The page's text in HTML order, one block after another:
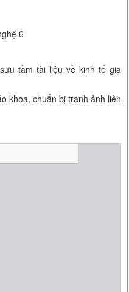
6
tầm tài liệu về kinh tế gia
khoa, chuẩn bị tranh ảnh liên